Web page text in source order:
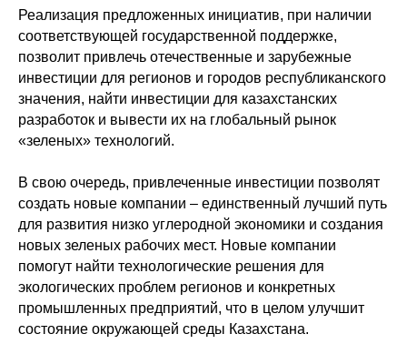
Реализация предложенных инициатив, при наличии
соответствующей государственной поддержке,
позволит привлечь отечественные и зарубежные
инвестиции для регионов и городов республиканского
значения, найти инвестиции для казахстанских
разработок и вывести их на глобальный рынок
«зеленых» технологий.
В свою очередь, привлеченные инвестиции позволят
создать новые компании – единственный лучший путь
для развития низко углеродной экономики и создания
новых зеленых рабочих мест. Новые компании
помогут найти технологические решения для
экологических проблем регионов и конкретных
промышленных предприятий, что в целом улучшит
состояние окружающей среды Казахстана.